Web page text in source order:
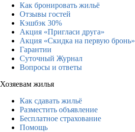
Как бронировать жильё
Отзывы гостей
Кэшбэк 30%
Акция «Пригласи друга»
Акция «Скидка на первую бронь»
Гарантии
Суточный Журнал
Вопросы и ответы
Хозяевам жилья
Как сдавать жильё
Разместить объявление
Бесплатное страхование
Помощь